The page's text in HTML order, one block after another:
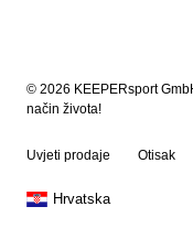
© 2026 KEEPERsport
način života!
Uvjeti prodaje Otisak
Hrvatska